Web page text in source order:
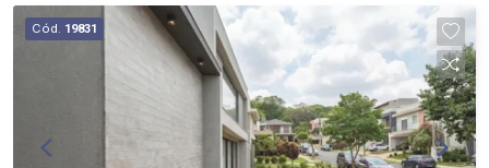
Cód. 19831